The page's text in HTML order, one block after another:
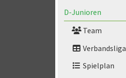
D-Junioren
Team
Verbandsliga
Spielplan